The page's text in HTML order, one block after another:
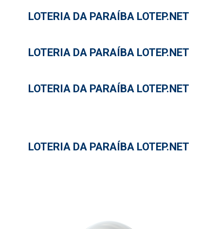
LOTERIA DA PARAÍBA LOTEP.NET
LOTERIA DA PARAÍBA LOTEP.NET
LOTERIA DA PARAÍBA LOTEP.NET
LOTERIA DA PARAÍBA LOTEP.NET